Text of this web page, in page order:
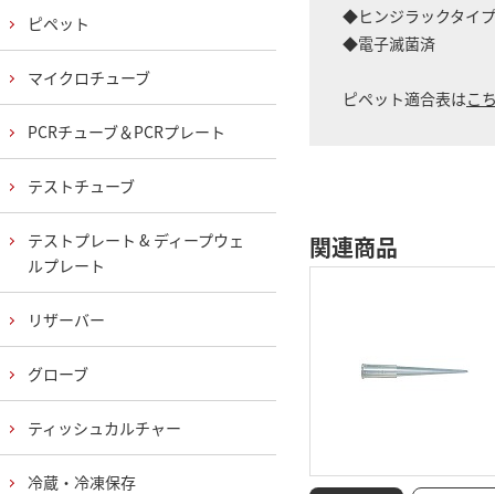
◆ヒンジラックタイプ
◆電子滅菌済
ピペット適合表はこ
関連商品
ピペット
マイクロチューブ
PCRチューブ＆PCRプレート
テストチューブ
テストプレート & ディープウェ
ルプレート
リザーバー
グローブ
ティッシュカルチャー
冷蔵・冷凍保存